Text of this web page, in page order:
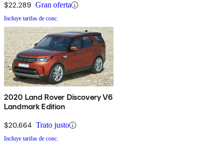
$22,289 Gran oferta
Incluye tarifas de conc.
2020 Land Rover Discovery V6
Landmark Edition
$20,664 Trato justo
Incluye tarifas de conc.